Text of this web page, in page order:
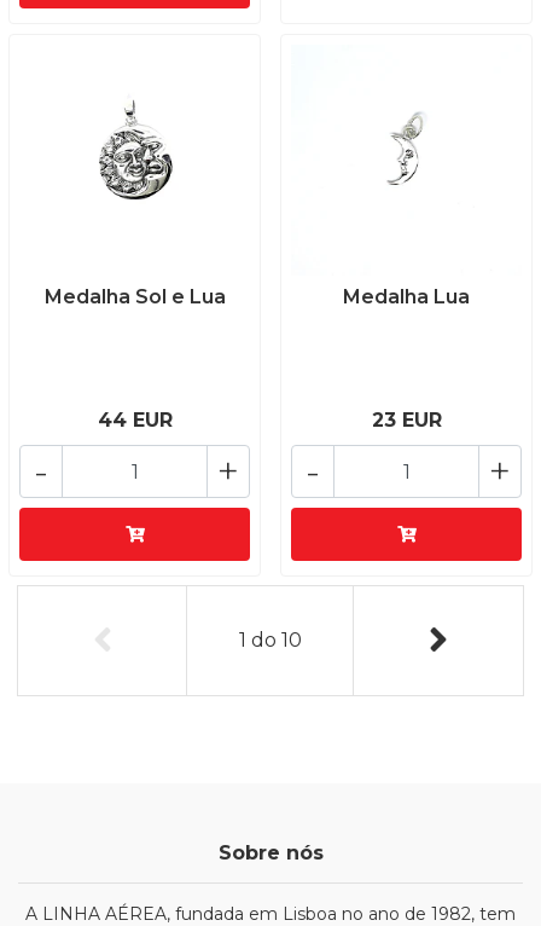
Medalha Sol e Lua
44 EUR
+
-
Medalha Lua
23 EUR
+
-
1 do 10
Sobre nós
A LINHA AÉREA, fundada em Lisboa no ano de 1982, tem